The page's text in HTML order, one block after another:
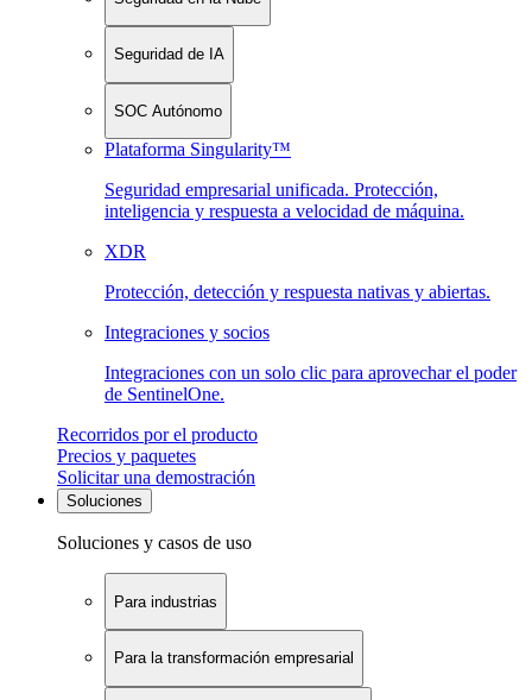
Seguridad de IA
SOC Autónomo
Plataforma Singularity™
Seguridad empresarial unificada. Protección,
inteligencia y respuesta a velocidad de máquina.
XDR
Protección, detección y respuesta nativas y abiertas.
Integraciones y socios
Integraciones con un solo clic para aprovechar el poder
de SentinelOne.
Recorridos por el producto
Precios y paquetes
Solicitar una demostración
Soluciones
Soluciones y casos de uso
Para industrias
Para la transformación empresarial